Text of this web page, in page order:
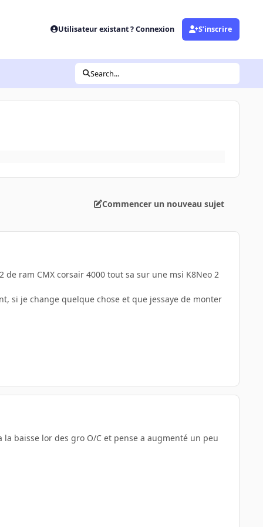
Utilisateur existant ? Connexion S’inscrire
Search...
Commencer un nouveau sujet
ram CMX corsair 4000 tout sa sur une msi K8Neo 2
si je change quelque chose et que jessaye de monter
baisse lor des gro O/C et pense a augmenté un peu